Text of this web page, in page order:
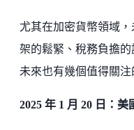
尤其在加密貨幣領域
架的鬆緊、稅務負擔
未來也有幾個值得關注
2025 年 1 月 20 日：